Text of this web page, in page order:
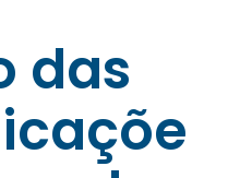
das